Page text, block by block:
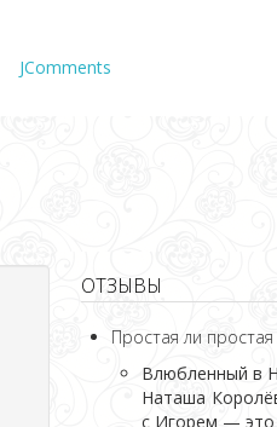
JComments
ОТЗЫВЫ
Простая ли
Влюбленный в
Наташа
с Игорем — это